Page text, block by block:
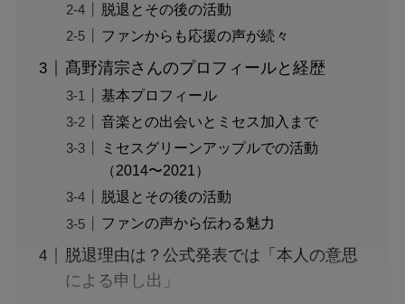
脱退とその後の活動
ファンからも応援の声が続々
髙野清宗さんのプロフィールと経歴
基本プロフィール
音楽との出会いとミセス加入まで
ミセスグリーンアップルでの活動
（2014〜2021）
脱退とその後の活動
ファンの声から伝わる魅力
脱退理由は？公式発表では「本人の意思
による申し出」